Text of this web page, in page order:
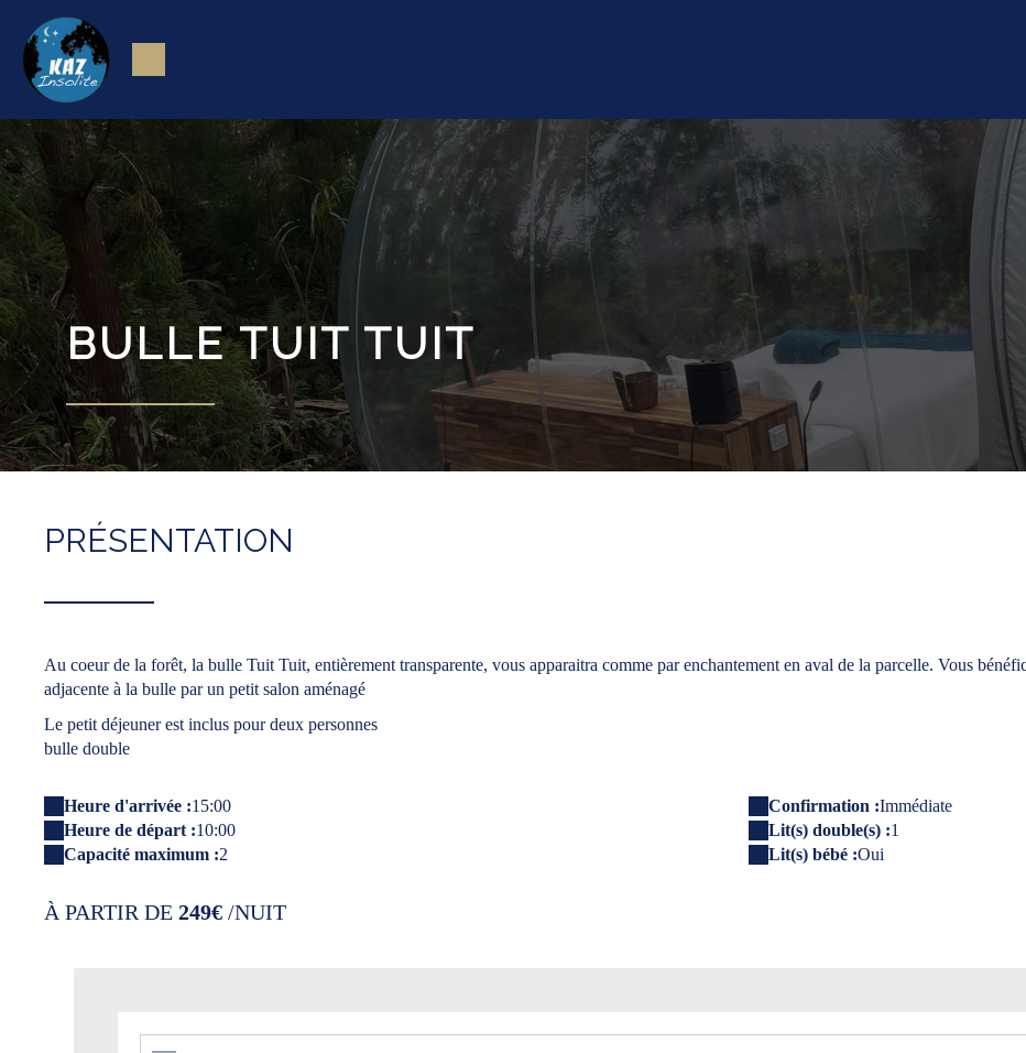
BULLE TUIT TUIT
PRÉSENTATION
Au coeur de la forêt, la bulle Tuit Tuit, entièrement transparente, vous apparaitra comme par enchantement en aval de la parcelle. Vous
adjacente à la bulle par un petit salon aménagé
Le petit déjeuner est inclus pour deux personnes
bulle double
Heure d'arrivée :15:00
Heure de départ :10:00
Capacité maximum :2
Confirmation :Immédiate
Lit(s) double(s) :1
Lit(s) bébé :Oui
À PARTIR DE 249€ /NUIT